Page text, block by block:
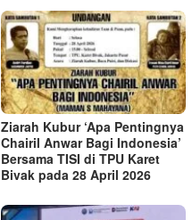
Ziarah Kubur ‘Apa Pentingnya
Chairil Anwar Bagi Indonesia’
Bersama TISI di TPU Karet
Bivak pada 28 April 2026